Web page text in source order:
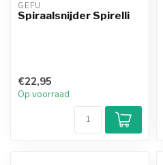
GEFU
Spiraalsnijder Spirelli
€22,95
Op voorraad